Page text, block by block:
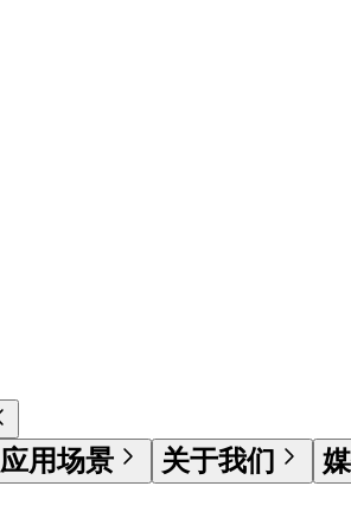
应用场景 关于我们